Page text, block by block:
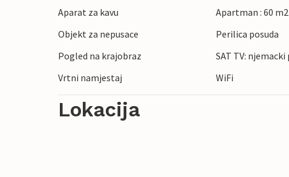
idealna za vožnju biciklom, planinarenje,
Aparat za kavu Apartman : 60 m2
Objekt za nepusace
Perilica posuda
Pogled na krajobraz
SAT TV:
Vrtni namjestaj
WiFi
Lokacija